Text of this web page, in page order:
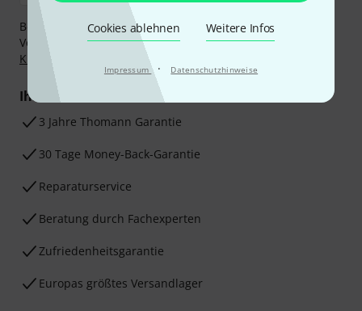
Cookies ablehnen Weitere Infos
Impressum · Datenschutzhinweise
Bezahlen Sie vertraulich und sicher per Nachnahme,
Vorkasse, PayPal, Amazon Pay,
Klarna Sofort bezahlen
Klarna Ratenzahlung
oder Kreditkarte.
Ihre Vorteile
3 Jahre Thomann Garantie
30 Tage Money-Back-Garantie
Reparaturservice
Beratung durch Fachexperten
Zufriedenheitsgarantie
Europas größtes Versandlager